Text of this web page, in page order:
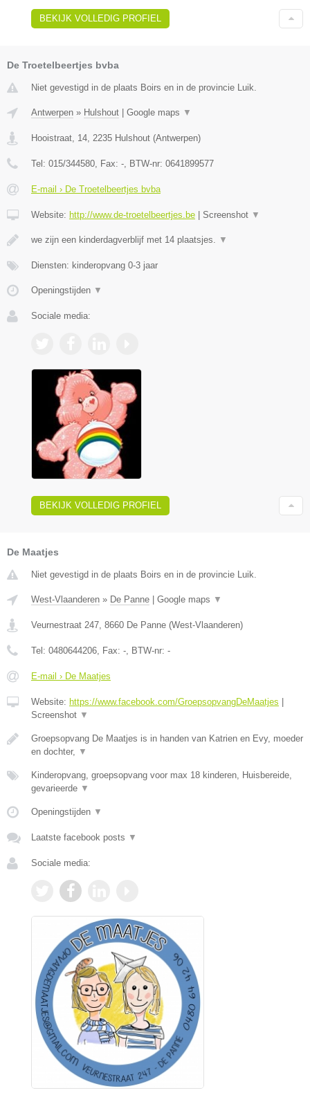
BEKIJK VOLLEDIG PROFIEL
De Troetelbeertjes bvba
Niet gevestigd in de plaats Boirs en in de provincie Luik.
Antwerpen » Hulshout Google maps ▼
Hooistraat, 14 2235 Hulshout (Antwerpen)
Tel: 015/344580 , Fax: - , BTW-nr: 0641899577
E-mail › De Troetelbeertjes bvba
Website: http://www.de-troetelbeertjes.be Screenshot ▼
we zijn een kinderdagverblijf met 14 plaatsjes. ▼
Diensten: kinderopvang 0-3 jaar
Openingstijden ▼
Sociale media:
BEKIJK VOLLEDIG PROFIEL
De Maatjes
Niet gevestigd in de plaats Boirs en in de provincie Luik.
West-Vlaanderen » De Panne Google maps ▼
Veurnestraat 247 8660 De Panne (West-Vlaanderen)
Tel: 0480644206 , Fax: - , BTW-nr: -
E-mail › De Maatjes
Website: https://www.facebook.com/GroepsopvangDeMaatjes
Screenshot ▼
Groepsopvang De Maatjes is in handen van Katrien en Evy, moeder
en dochter,
▼
Kinderopvang, groepsopvang voor max 18 kinderen, Huisbereide,
gevarieerde ▼
Openingstijden ▼
Laatste facebook posts ▼
Sociale media: